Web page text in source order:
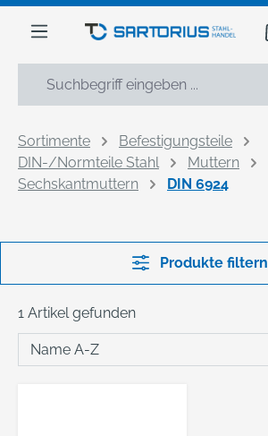
springen
Sortimente
Befestigungsteile
DIN-/Normteile Stahl
Muttern
Sechskantmuttern
DIN 6924
Produkte filtern
1 Artikel gefunden